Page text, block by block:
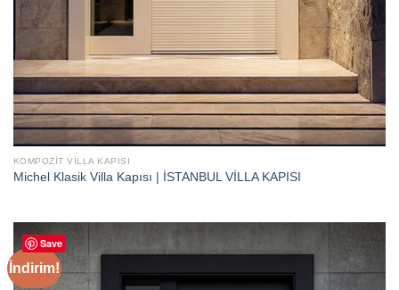
KOMPOZIT VILLA KAPISI
Michel Klasik Villa Kapısı | İSTANBUL VİLLA KAPISI
Save
İndirim!